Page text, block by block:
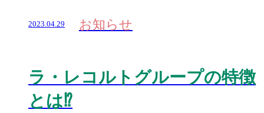
2023.04.29 お知らせ
ラ・レコルトグループの特徴
とは⁉️